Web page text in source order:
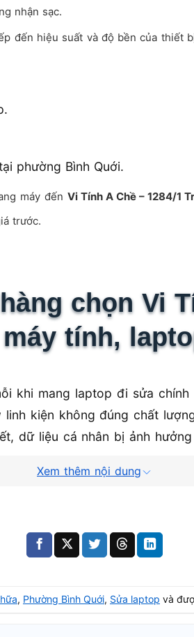
nhận sạc.
đến hiệu suất và độ bền của thiết
phường Bình Quới.
máy đếnVi Tính A Chề – 1284/1
trước.
chọn Vi
tính,
khi mang laptop đi sửa
kiện không đúng chất
dữ liệu cá nhân bị ảnh
bạch, kỹ thuật kinh nghiệm
Xem thêm nội dung
, Phường Bình Quới, Sửa laptop và